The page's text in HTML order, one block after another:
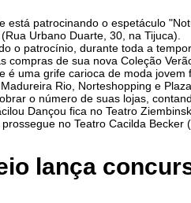
está patrocinando o espetáculo
Urbano Duarte, 30, na Tijuca).
o patrocínio, durante toda a
compras de sua nova Coleção
é uma grife carioca de moda
Rio, Norteshopping e
o número de suas lojas,
Dançou fica no Teatro
no Teatro Cacilda Becker
lança